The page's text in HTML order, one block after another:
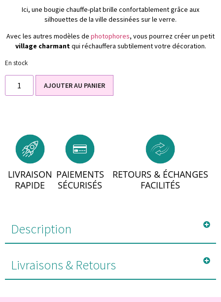
Ici, une bougie chauffe-plat brille confortablement grâce aux
silhouettes de la ville dessinées sur le verre.
Avec les autres modèles de photophores, vous pourrez créer un petit
village charmantqui réchauffera subtilement votre décoration.
En stock
AJOUTER AU PANIER
LIVRAISON
RAPIDE
PAIEMENTS
SÉCURISÉS
RETOURS & ÉCHANGES
FACILITÉS
Description
Livraisons & Retours